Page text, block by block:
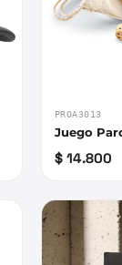
PROA3013
Juego
$ 14.800